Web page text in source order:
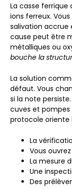
La casse
ions ferreux.
salivation accrue
cause peut être
métalliques ou
bouche la
La solution
défaut. Vous
si la note
cuves et pompes
protocole oriente
La
Vous
La mesure
Une
Des